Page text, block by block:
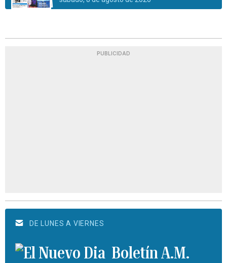
PUBLICIDAD
DE LUNES A VIERNES
Boletín A.M.